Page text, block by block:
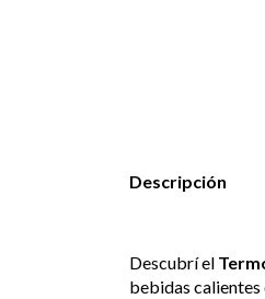
Descripción
Descubrí el
bebidas